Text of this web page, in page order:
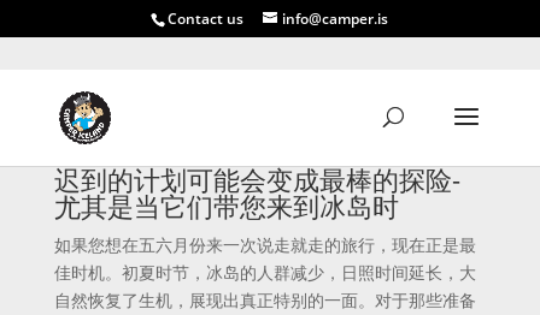
Contact us info@camper.is
迟到的计划可能会变成最棒的探险-
尤其是当它们带您来到冰岛时
如果您想在五六月份来一次说走就走的旅行，现在正是最
佳时机。初夏时节，冰岛的人群减少，日照时间延长，大
自然恢复了生机，展现出真正特别的一面。对于那些准备